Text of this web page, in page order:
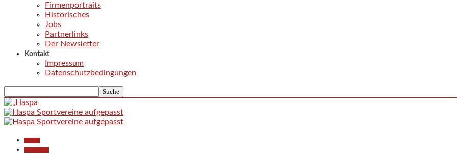
Firmenportraits
Historisches
Jobs
Partnerlinks
Der Newsletter
Kontakt
Impressum
Datenschutzbedingungen